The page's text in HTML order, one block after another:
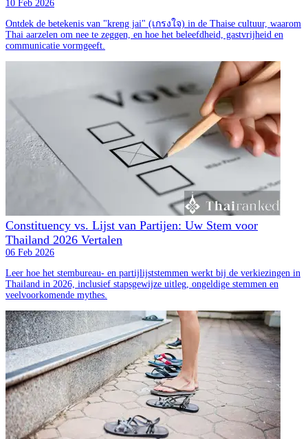
10 Feb 2026
Ontdek de betekenis van "kreng jai" (เกรงใจ) in de Thaise cultuur, waarom
Thai aarzelen om nee te zeggen, en hoe het beleefdheid, gastvrijheid en
communicatie vormgeeft.
Constituency vs. Lijst van Partijen: Uw Stem voor
Thailand 2026 Vertalen
06 Feb 2026
Leer hoe het stembureau- en partijlijststemmen werkt bij de verkiezingen in
Thailand in 2026, inclusief stapsgewijze uitleg, ongeldige stemmen en
veelvoorkomende mythes.